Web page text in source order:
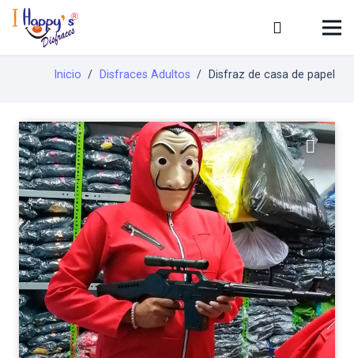
Inicio / Disfraces Adultos / Disfraz de casa de papel